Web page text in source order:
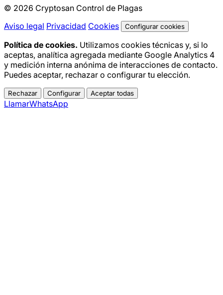
© 2026 Cryptosan Control de Plagas
Aviso legal Privacidad Cookies Configurar cookies
Política de cookies. Utilizamos cookies técnicas y, si lo
aceptas, analítica agregada mediante Google Analytics 4
y medición interna anónima de interacciones de contacto.
Puedes aceptar, rechazar o configurar tu elección.
Rechazar Configurar Aceptar todas
LlamarWhatsApp